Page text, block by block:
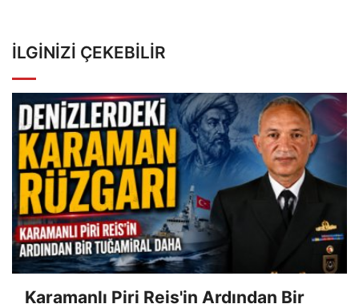
İLGINIZI ÇEKEBILIR
Karamanlı Piri Reis'in Ardından Bir